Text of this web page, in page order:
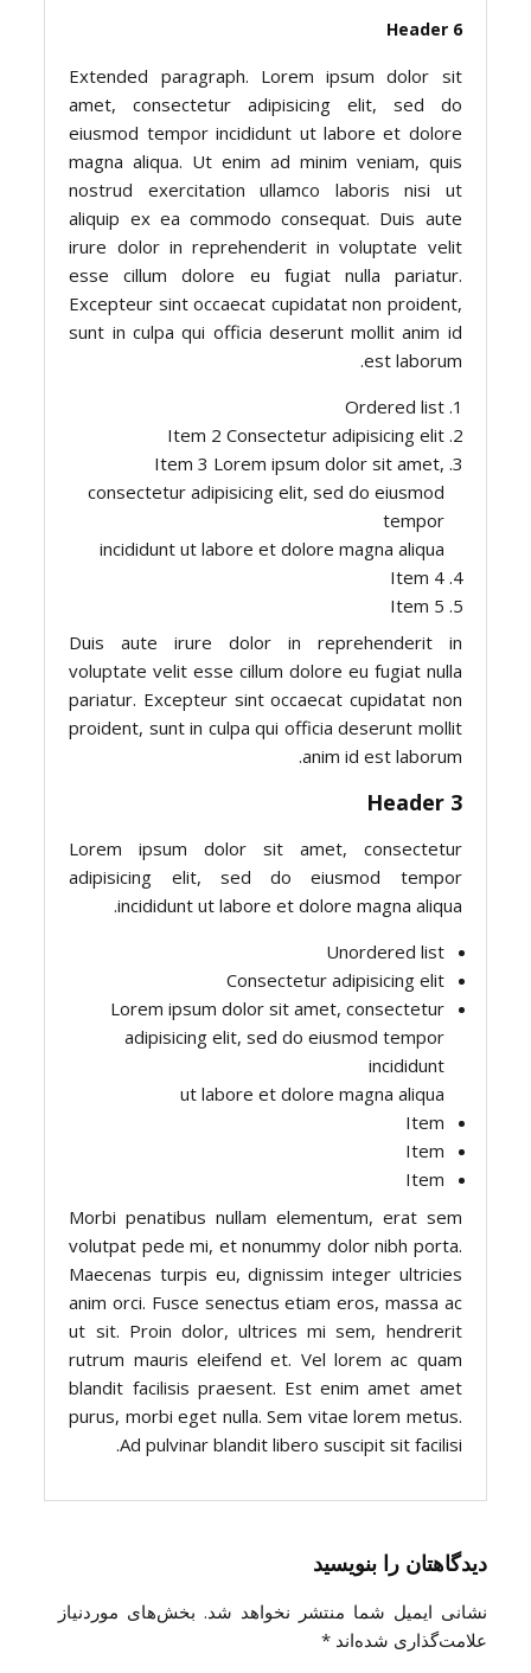
Header 6
Extended paragraph. Lorem ipsum dolor sit
amet, consectetur adipisicing elit, sed do
eiusmod tempor incididunt ut labore et dolore
magna aliqua. Ut enim ad minim veniam, quis
nostrud exercitation ullamco laboris nisi ut
aliquip ex ea commodo consequat. Duis aute
irure dolor in reprehenderit in voluptate velit
esse cillum dolore eu fugiat nulla pariatur.
Excepteur sint occaecat cupidatat non proident,
sunt in culpa qui officia deserunt mollit anim id
est laborum.
Ordered list
Item 2 Consectetur adipisicing elit
Item 3 Lorem ipsum dolor sit amet,
consectetur adipisicing elit, sed do eiusmod
tempor
incididunt ut labore et dolore magna aliqua
Item 4
Item 5
Duis aute irure dolor in reprehenderit in
voluptate velit esse cillum dolore eu fugiat nulla
pariatur. Excepteur sint occaecat cupidatat non
proident, sunt in culpa qui officia deserunt mollit
anim id est laborum.
Header 3
Lorem ipsum dolor sit amet, consectetur
adipisicing elit, sed do eiusmod tempor
incididunt ut labore et dolore magna aliqua.
Unordered list
Consectetur adipisicing elit
Lorem ipsum dolor sit amet, consectetur
adipisicing elit, sed do eiusmod tempor
incididunt
ut labore et dolore magna aliqua
Item
Item
Item
Morbi penatibus nullam elementum, erat sem
volutpat pede mi, et nonummy dolor nibh porta.
Maecenas turpis eu, dignissim integer ultricies
anim orci. Fusce senectus etiam eros, massa ac
ut sit. Proin dolor, ultrices mi sem, hendrerit
rutrum mauris eleifend et. Vel lorem ac quam
blandit facilisis praesent. Est enim amet amet
purus, morbi eget nulla. Sem vitae lorem metus.
Ad pulvinar blandit libero suscipit sit facilisi.
دیدگاهتان را بنویسید
نشانی ایمیل شما منتشر نخواهد شد. بخش‌های موردنیاز
علامت‌گذاری شده‌اند*